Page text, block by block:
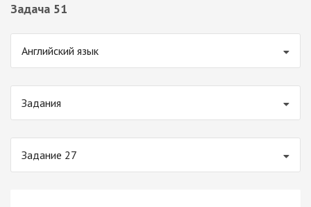
Задача 51
Английский язык
Задания
Задание 27